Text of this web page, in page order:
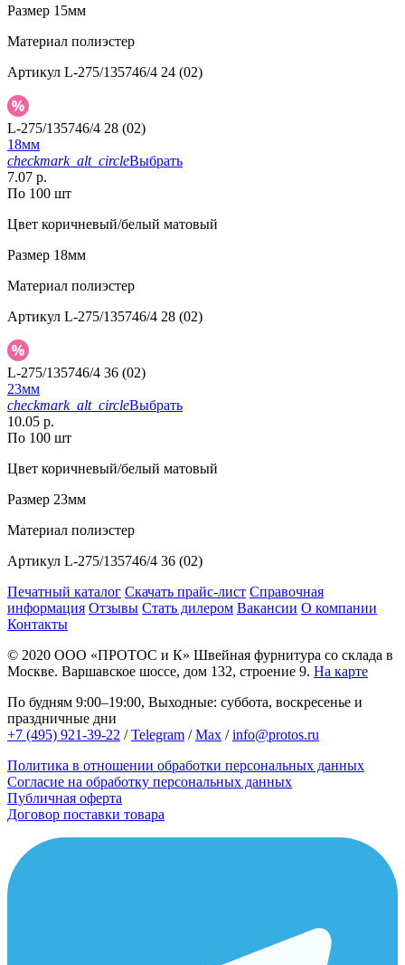
Размер 15мм
Материал полиэстер
Артикул L-275/135746/4 24 (02)
L-275/135746/4 28 (02)
18мм
checkmark_alt_circleВыбрать
7.07 р.
По 100 шт
Цвет коричневый/белый матовый
Размер 18мм
Материал полиэстер
Артикул L-275/135746/4 28 (02)
L-275/135746/4 36 (02)
23мм
checkmark_alt_circleВыбрать
10.05 р.
По 100 шт
Цвет коричневый/белый матовый
Размер 23мм
Материал полиэстер
Артикул L-275/135746/4 36 (02)
Печатный каталог Скачать прайс-лист Справочная
информация Отзывы Стать дилером Вакансии О компании
Контакты
© 2020 ООО «ПРОТОС и К» Швейная фурнитура со склада в
Москве. Варшавское шоссе, дом 132, строение 9. На карте
По будням 9:00–19:00, Выходные: суббота, воскресенье и
праздничные дни
+7 (495) 921-39-22 /Telegram /Max /info@protos.ru
Политика в отношении обработки персональных данных
Согласие на обработку персональных данных
Публичная оферта
Договор поставки товара